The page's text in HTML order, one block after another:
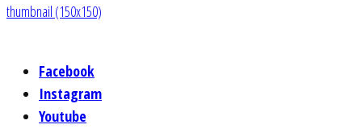
thumbnail (150x150)
Facebook
Instagram
Youtube